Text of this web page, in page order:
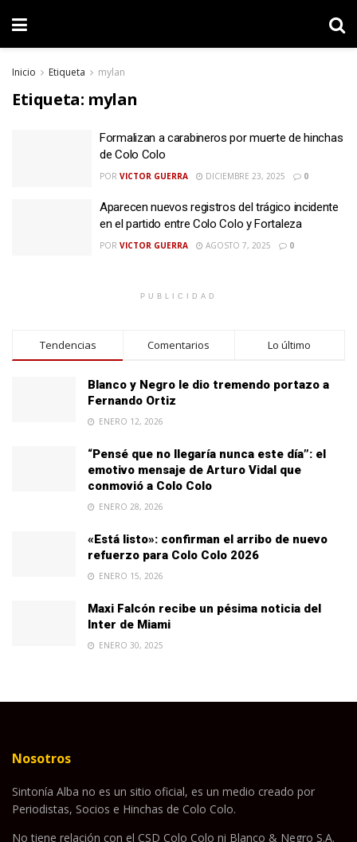
Inicio Etiqueta mylan
Etiqueta: mylan
Formalizan a carabineros por muerte de hinchas
de Colo Colo
POR VICTOR GUERRA DICIEMBRE 23, 2025 0
Aparecen nuevos registros del trágico incidente
en el partido entre Colo Colo y Fortaleza
POR VICTOR GUERRA AGOSTO 7, 2025 0
PUBLICIDAD
Tendencias Comentarios Lo último
Blanco y Negro le dio tremendo portazo a
Fernando Ortiz
ENERO 12, 2026
“Pensé que no llegaría nunca este día”: el
emotivo mensaje de Arturo Vidal que
conmovió a Colo Colo
ENERO 28, 2026
«Está listo»: confirman el arribo de nuevo
refuerzo para Colo Colo 2026
ENERO 15, 2026
Maxi Falcón recibe un pésima noticia del
Inter de Miami
ENERO 30, 2025
Nosotros
Sintonía Alba no es un sitio oficial, es un medio creado por
Periodistas, Socios e Hinchas de Colo Colo.
No tiene relación con el CSD Colo Colo ni Blanco & Negro S.A.